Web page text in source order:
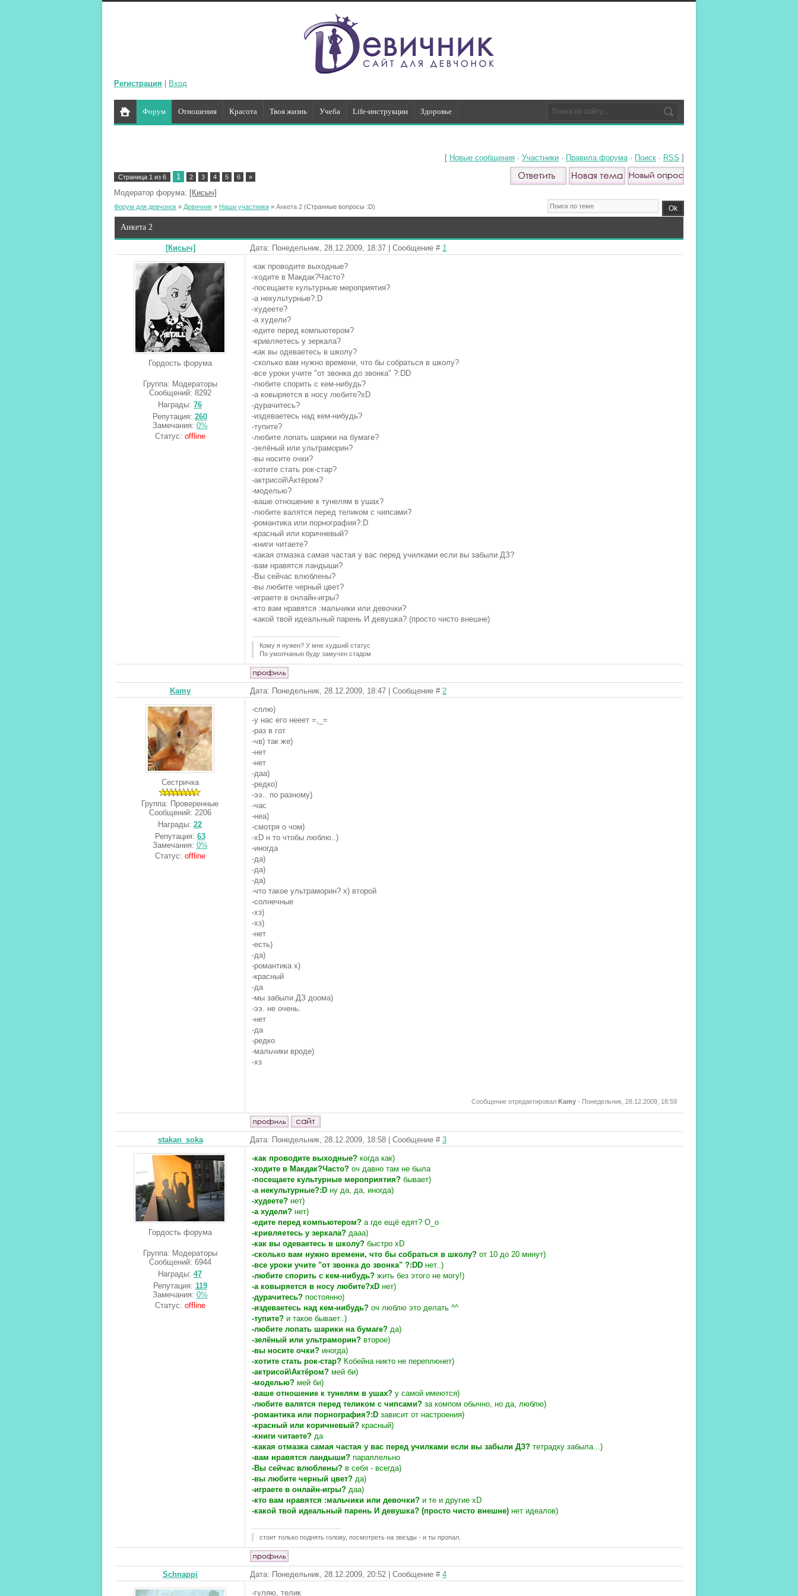
Регистрация Вход
Форум Отношения Красота Твоя жизнь Учеба Life-инструкции Здоровье
[ Новые сообщения · Участники · Правила форума· Поиск · RSS ]
Страница 1 из 6 1 2 3 4 5 6 »
Модератор форума: [Кисыч]
Форум для девчонок » Девичник » Наши участники » Анкета 2 (Странные вопросы :D)
Анкета 2
[Кисыч] Дата: Понедельник, 28.12.2009, 18:37 | Сообщение # 1
Гордость форума
Группа: Модераторы
Сообщений: 8292
Награды: 76
Репутация: 260
Замечания: 0%
Статус: offline
-как проводите выходные?
-ходите в Макдак?Часто?
-посещаете культурные мероприятия?
-а некультурные?:D
-худеете?
-а худели?
-едите перед компьютером?
-кривляетесь у зеркала?
-как вы одеваетесь в школу?
-сколько вам нужно времени, что бы собраться в школу?
-все уроки учите "от звонка до звонка" ?:DD
-любите спорить с кем-нибудь?
-а ковыряется в носу любите?хD
-дурачитесь?
-издеваетесь над кем-нибудь?
-тупите?
-любите лопать шарики на бумаге?
-зелёный или ультраморин?
-вы носите очки?
-хотите стать рок-стар?
-актрисой\Актёром?
-моделью?
-ваше отношение к тунелям в ушах?
-любите валятся перед теликом с чипсами?
-романтика или порнография?:D
-красный или коричневый?
-книги читаете?
-какая отмазка самая частая у вас перед училками если вы забыли ДЗ?
-вам нравятся ландыши?
-Вы сейчас влюблены?
-вы любите черный цвет?
-играете в онлайн-игры?
-кто вам нравятся :мальчики или девочки?
-какой твой идеальный парень И девушка? (просто чисто внешне)
Кому я нужен? У мне худший статус
По умолчанью буду замучен стадом
Kamy Дата: Понедельник, 28.12.2009, 18:47 | Сообщение # 2
Сестричка
Группа: Проверенные
Сообщений: 2206
Награды: 22
Репутация: 63
Замечания: 0%
Статус: offline
-сплю)
-у нас его нееет =,_=
-раз в гот
-чв) так же)
-нет
-нет
-даа)
-редко)
-ээ.. по разному)
-час
-неа)
-смотря о чом)
-xD н то чтобы люблю..)
-иногда
-да)
-да)
-да)
-что такое ультраморин? х) второй
-солнечные
-хз)
-хз)
-нет
-есть)
-да)
-романтика х)
-красный
-да
-мы забыли ДЗ доома)
-ээ. не очень.
-нет
-да
-редко
-мальчики вроде)
-хз
Сообщение отредактировал Kamy - Понедельник, 28.12.2009, 18:59
stakan_soka Дата: Понедельник, 28.12.2009, 18:58 | Сообщение # 3
Гордость форума
Группа: Модераторы
Сообщений: 6944
Награды: 47
Репутация: 119
Замечания: 0%
Статус: offline
-как проводите выходные? когда как)
-ходите в Макдак?Часто? оч давно там не была
-посещаете культурные мероприятия? бывает)
-а некультурные?:D ну да, да, иногда)
-худеете? нет)
-а худели? нет)
-едите перед компьютером? а где ещё едят? О_о
-кривляетесь у зеркала? дааа)
-как вы одеваетесь в школу? быстро xD
-сколько вам нужно времени, что бы собраться в школу? от 10 до 20 минут)
-все уроки учите "от звонка до звонка" ?:DD нет..)
-любите спорить с кем-нибудь? жить без этого не могу!)
-а ковыряется в носу любите?хD нет)
-дурачитесь? постоянно)
-издеваетесь над кем-нибудь? оч люблю это делать ^^
-тупите? и такое бывает..)
-любите лопать шарики на бумаге? да)
-зелёный или ультраморин? второе)
-вы носите очки? иногда)
-хотите стать рок-стар? Кобейна никто не переплюнет)
-актрисой\Актёром? мей би)
-моделью? мей би)
-ваше отношение к тунелям в ушах? у самой имеются)
-любите валятся перед теликом с чипсами? за компом обычно, но да, люблю)
-романтика или порнография?:D зависит от настроения)
-красный или коричневый? красный)
-книги читаете? да
-какая отмазка самая частая у вас перед училками если вы забыли ДЗ? тетрадку забыла...)
-вам нравятся ландыши? параллельно
-Вы сейчас влюблены? в себя - всегда)
-вы любите черный цвет? да)
-играете в онлайн-игры? даа)
-кто вам нравятся :мальчики или девочки? и те и другие xD
-какой твой идеальный парень И девушка? (просто чисто внешне) нет идеалов)
стоит только поднять голову, посмотреть на звезды - и ты пропал.
Schnappi Дата: Понедельник, 28.12.2009, 20:52 | Сообщение # 4
-гуляю, телик